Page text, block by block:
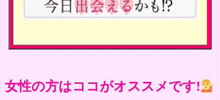
女性の方はココがオススメです!